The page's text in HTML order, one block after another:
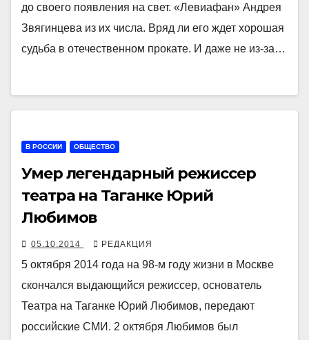
до своего появления на свет. «Левиафан» Андрея
Звягинцева из их числа. Вряд ли его ждет хорошая
судьба в отечественном прокате. И даже не из-за…
В РОССИИ ОБЩЕСТВО
Умер легендарный режиссер
театра на Таганке Юрий
Любимов
05.10.2014 РЕДАКЦИЯ
5 октября 2014 года на 98-м году жизни в Москве
скончался выдающийся режиссер, основатель
Театра на Таганке Юрий Любимов, передают
российские СМИ. 2 октября Любимов был